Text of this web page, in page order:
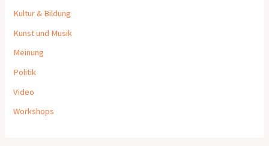
Kultur & Bildung
Kunst und Musik
Meinung
Politik
Video
Workshops